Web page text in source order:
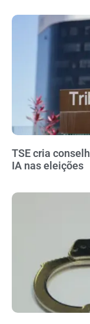
TSE cria
IA nas eleições